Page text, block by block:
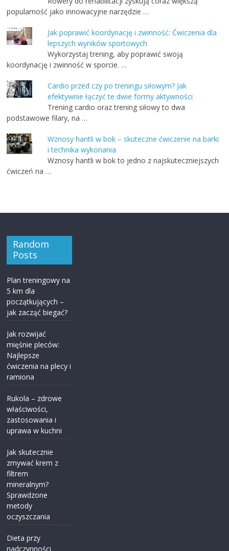
popularność jako innowacyjne narzędzie …
Jak poprawić koordynację i zwinność: Ćwiczenia dla
lepszych wyników sportowych
​Wykorzystaj trening, aby poprawić swoją
koordynację i zwinność w sporcie. …
Cardio przed czy po treningu siłowym? Jak
efektywnie łączyć te dwie formy aktywności
Trening cardio oraz trening siłowy to dwa
podstawowe filary, na …
Wznosy hantli w bok – skuteczne ćwiczenie na barki
i technika wykonania
Wznosy hantli w bok to jedno z najskuteczniejszych
ćwiczeń na …
Random
Posts
Plan treningowy na
5 km dla
początkujących –
jak zacząć biegać?
Jak rozwijać
mięśnie pleców:
Najlepsze
ćwiczenia na plecy i
ramiona
Rukola – zdrowe
właściwości,
zastosowania i
uprawa w kuchni
Jak skutecznie
zmywać krem z
filtrem
mineralnym?
Sprawdzone
metody
oczyszczania
Dieta przy
nadczynności